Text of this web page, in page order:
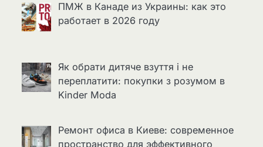
ПМЖ в Канаде из Украины: как это
работает в 2026 году
Як обрати дитяче взуття і не
переплатити: покупки з розумом в
Kinder Moda
Ремонт офиса в Киеве: современное
пространство для эффективного